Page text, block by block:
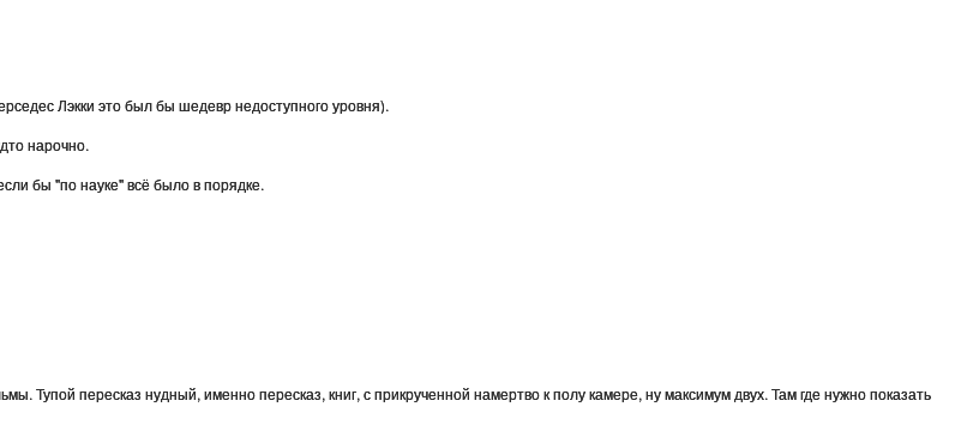
Лэкки это был бы шедевр недоступного уровня).
нарочно.
бы "по науке" всё было в порядке.
Тупой пересказ нудный, именно пересказ, книг, с прикрученной намертво к полу камере, ну максимум двух. Там где нужно показать